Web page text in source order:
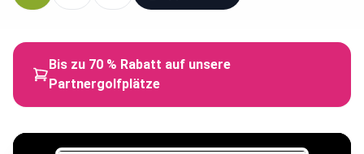
Bis zu 70 % Rabatt auf unsere
Partnergolfplätze